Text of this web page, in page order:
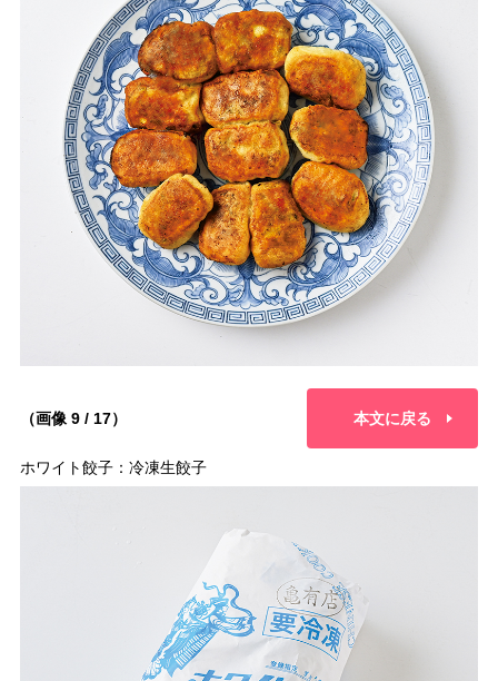
（画像 9 / 17） 本文に戻る
ホワイト餃子：冷凍生餃子